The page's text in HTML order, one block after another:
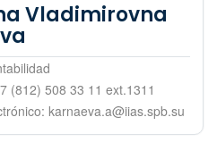
Vladimirovna
(812) 508 33 11 ext.1311
karnaeva.a@iias.spb.su